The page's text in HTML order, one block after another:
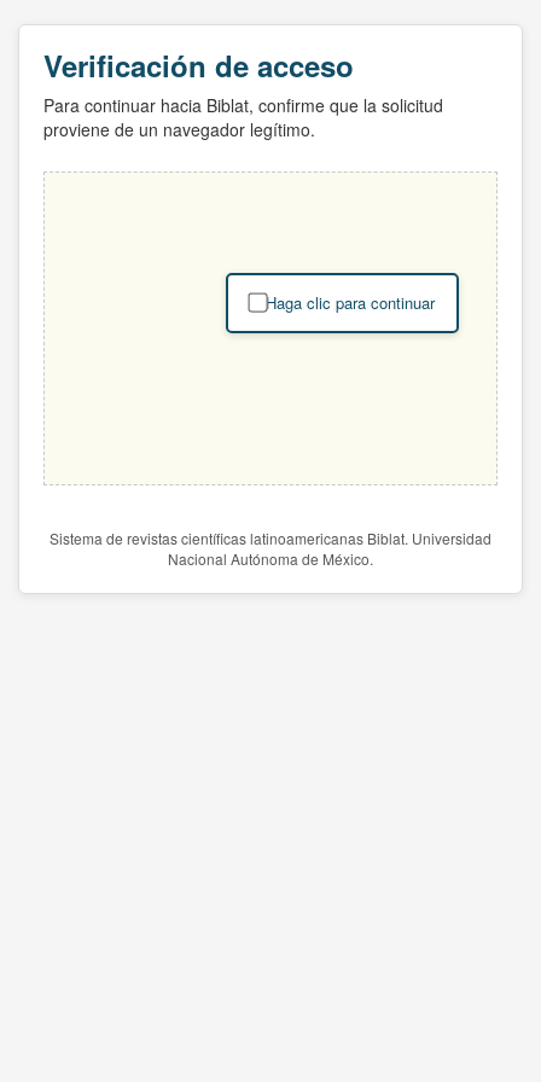
Verificación de acceso
Para continuar hacia Biblat, confirme que la solicitud
proviene de un navegador legítimo.
Haga clic para continuar
Sistema de revistas científicas latinoamericanas Biblat. Universidad
Nacional Autónoma de México.